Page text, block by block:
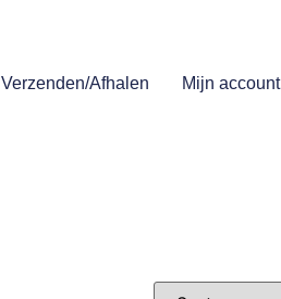
Verzenden/Afhalen Mijn account